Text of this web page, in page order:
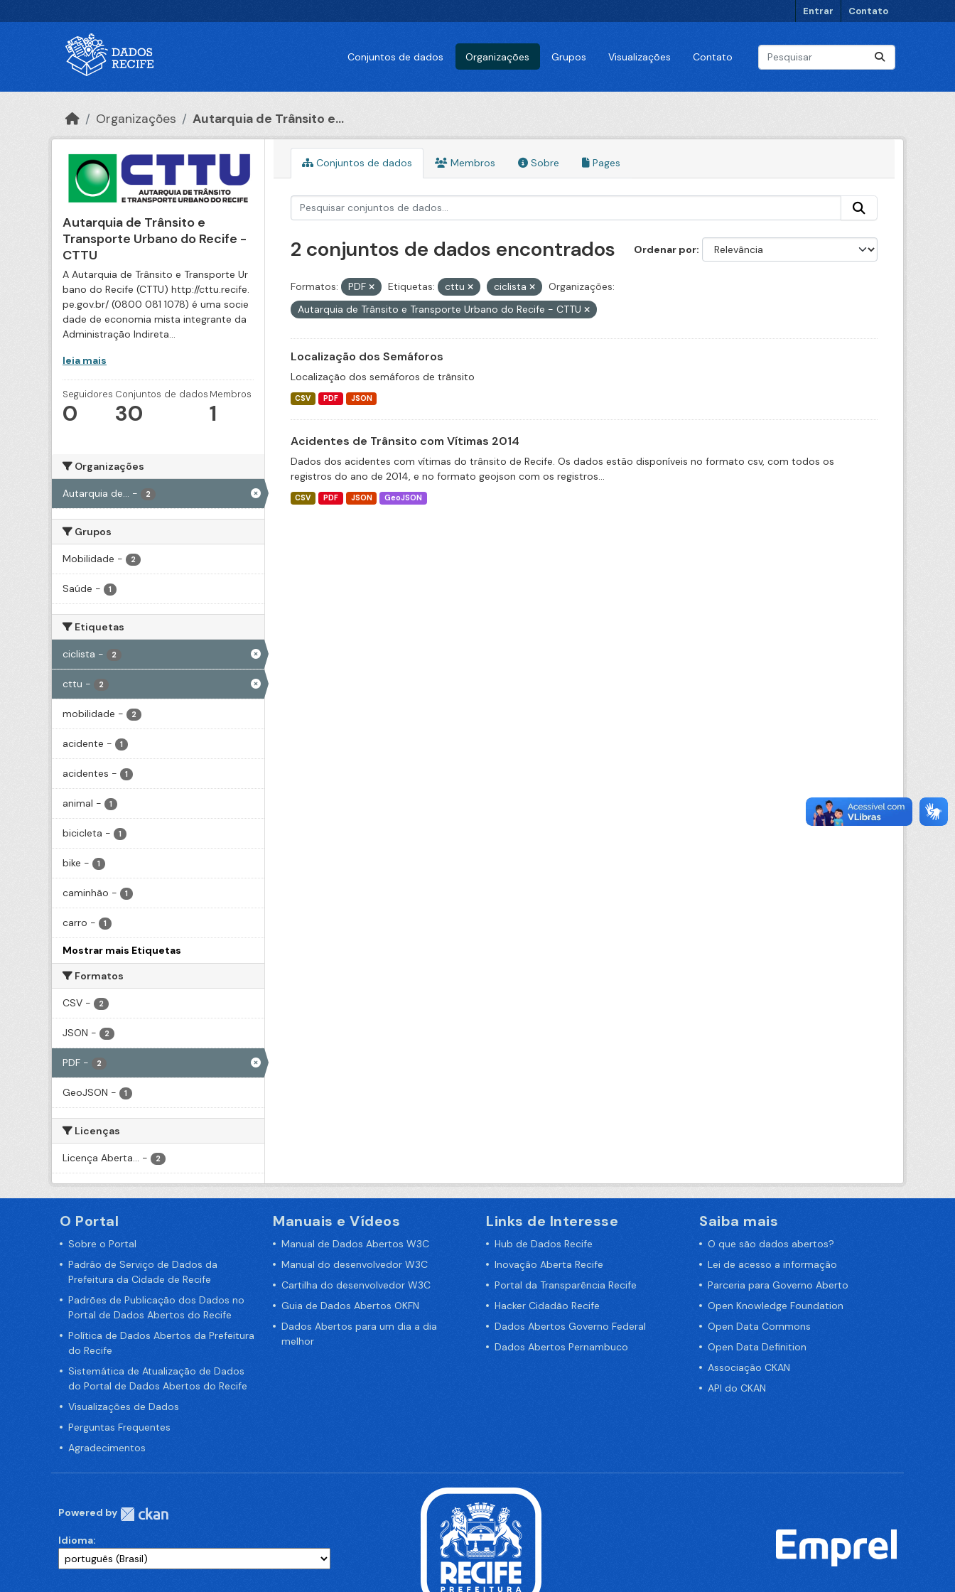
Entrar Contato
Conjuntos de dados Organizações Grupos Visualizações Contato
Organizações Autarquia de Trânsito e...
Autarquia de Trânsito e
Transporte Urbano do Recife -
CTTU
A Autarquia de Trânsito e Transporte Ur
bano do Recife (CTTU) http://cttu.recife.
pe.gov.br/ (0800 081 1078) é uma socie
dade de economia mista integrante da
Administração Indireta...
leia mais
Seguidores
0
Conjuntos de dados
30
Membros
1
Organizações
Autarquia de... - 2
Grupos
Mobilidade - 2
Saúde - 1
Etiquetas
ciclista - 2
cttu - 2
mobilidade - 2
acidente - 1
acidentes - 1
animal - 1
bicicleta - 1
bike - 1
caminhão - 1
carro - 1
Mostrar mais Etiquetas
Formatos
CSV - 2
JSON - 2
PDF - 2
GeoJSON - 1
Licenças
Licença Aberta... - 2
Conjuntos de dados Membros Sobre Pages
Ordenar por
2 conjuntos de dados encontrados
Formatos: PDF Etiquetas: cttu ciclista
Organizações:
Autarquia de Trânsito e Transporte Urbano do Recife - CTTU
Localização dos Semáforos
Localização dos semáforos de trânsito
CSV PDF JSON
Acidentes de Trânsito com Vítimas 2014
Dados dos acidentes com vítimas do trânsito de Recife. Os dados estão disponíveis no formato csv, com todos os
registros do ano de 2014, e no formato geojson com os registros...
CSV PDF JSON GeoJSON
O Portal
Sobre o Portal
Padrão de Serviço de Dados da
Prefeitura da Cidade de Recife
Padrões de Publicação dos Dados no
Portal de Dados Abertos do Recife
Política de Dados Abertos da Prefeitura
do Recife
Sistemática de Atualização de Dados
do Portal de Dados Abertos do Recife
Visualizações de Dados
Perguntas Frequentes
Agradecimentos
Manuais e Vídeos
Manual de Dados Abertos W3C
Manual do desenvolvedor W3C
Cartilha do desenvolvedor W3C
Guia de Dados Abertos OKFN
Dados Abertos para um dia a dia
melhor
Links de Interesse
Hub de Dados Recife
Inovação Aberta Recife
Portal da Transparência Recife
Hacker Cidadão Recife
Dados Abertos Governo Federal
Dados Abertos Pernambuco
Saiba mais
O que são dados abertos?
Lei de acesso a informação
Parceria para Governo Aberto
Open Knowledge Foundation
Open Data Commons
Open Data Definition
Associação CKAN
API do CKAN
Powered by
Idioma